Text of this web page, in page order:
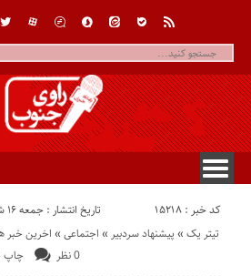
کد خبر : 15218 تاریخ انتشار : جمعه ۱۶ شهریور ۱۴۰۳ - ۱:۲۴
چاپ 0 نظر
اخرین خبر « اجتماعی « پیشنهاد سردبیر « تیتر یک